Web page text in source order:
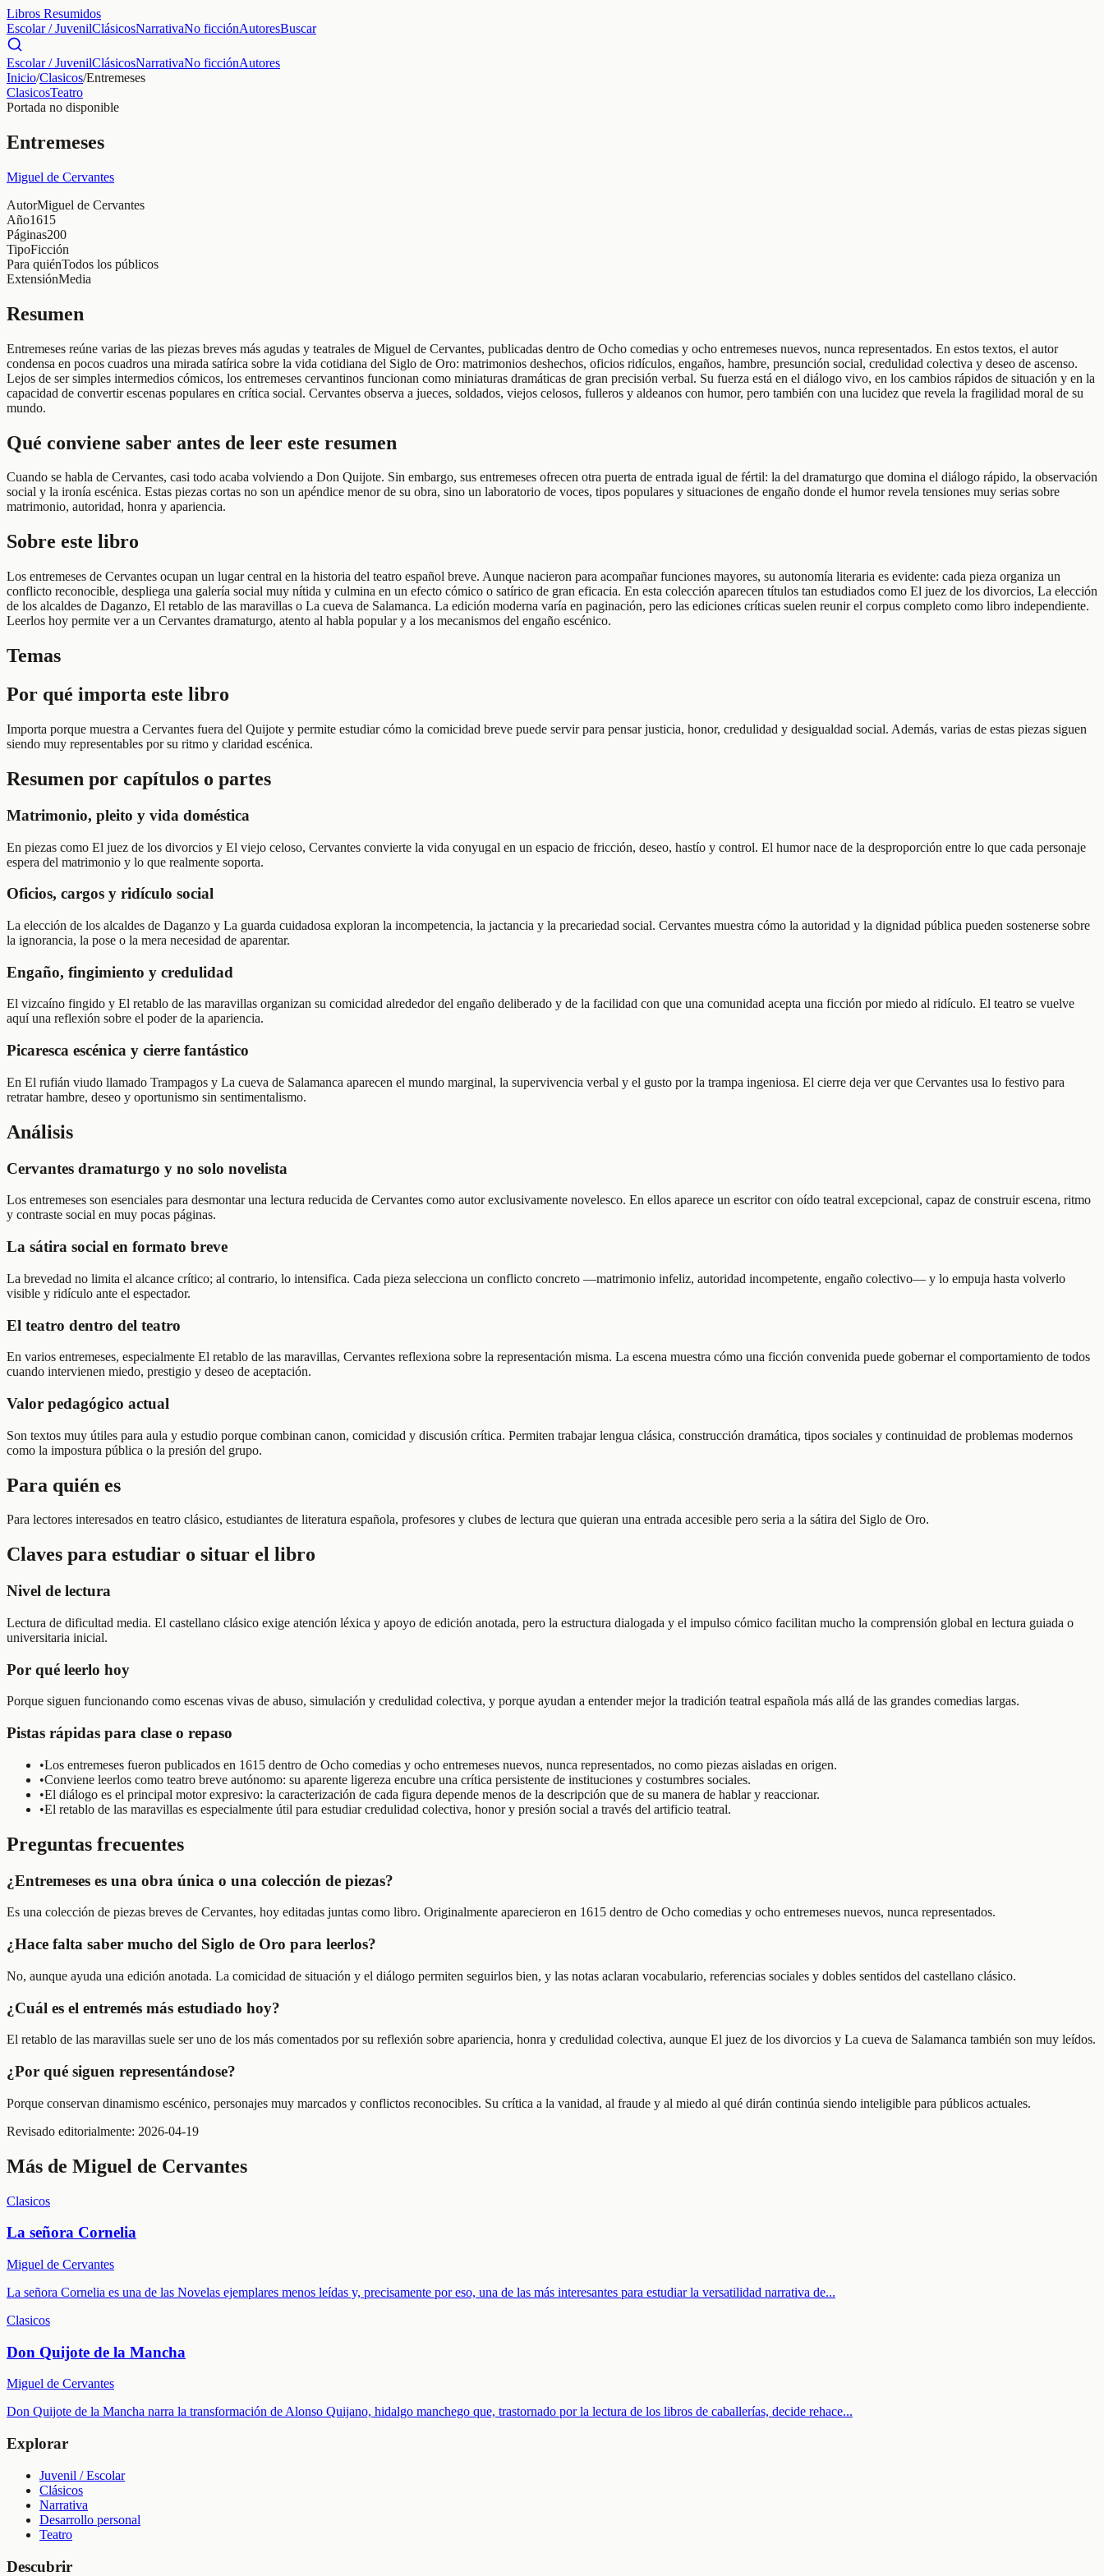
Libros Resumidos
Escolar / JuvenilClásicosNarrativaNo ficciónAutoresBuscar
Escolar / JuvenilClásicosNarrativaNo ficciónAutores
Inicio/Clasicos/Entremeses
ClasicosTeatro
Portada no disponible
Entremeses
Miguel de Cervantes
AutorMiguel de Cervantes
Año1615
Páginas200
TipoFicción
Para quiénTodos los públicos
ExtensiónMedia
Resumen
Entremeses reúne varias de las piezas breves más agudas y teatrales de Miguel de Cervantes, publicadas dentro de Ocho comedias y ocho entremeses nuevos, nunca representados. En estos textos, el autor
condensa en pocos cuadros una mirada satírica sobre la vida cotidiana del Siglo de Oro: matrimonios deshechos, oficios ridículos, engaños, hambre, presunción social, credulidad colectiva y deseo de ascenso.
Lejos de ser simples intermedios cómicos, los entremeses cervantinos funcionan como miniaturas dramáticas de gran precisión verbal. Su fuerza está en el diálogo vivo, en los cambios rápidos de situación y en la
capacidad de convertir escenas populares en crítica social. Cervantes observa a jueces, soldados, viejos celosos, fulleros y aldeanos con humor, pero también con una lucidez que revela la fragilidad moral de su
mundo.
Qué conviene saber antes de leer este resumen
Cuando se habla de Cervantes, casi todo acaba volviendo a Don Quijote. Sin embargo, sus entremeses ofrecen otra puerta de entrada igual de fértil: la del dramaturgo que domina el diálogo rápido, la observación
social y la ironía escénica. Estas piezas cortas no son un apéndice menor de su obra, sino un laboratorio de voces, tipos populares y situaciones de engaño donde el humor revela tensiones muy serias sobre
matrimonio, autoridad, honra y apariencia.
Sobre este libro
Los entremeses de Cervantes ocupan un lugar central en la historia del teatro español breve. Aunque nacieron para acompañar funciones mayores, su autonomía literaria es evidente: cada pieza organiza un
conflicto reconocible, despliega una galería social muy nítida y culmina en un efecto cómico o satírico de gran eficacia. En esta colección aparecen títulos tan estudiados como El juez de los divorcios, La elección
de los alcaldes de Daganzo, El retablo de las maravillas o La cueva de Salamanca. La edición moderna varía en paginación, pero las ediciones críticas suelen reunir el corpus completo como libro independiente.
Leerlos hoy permite ver a un Cervantes dramaturgo, atento al habla popular y a los mecanismos del engaño escénico.
Temas
Por qué importa este libro
Importa porque muestra a Cervantes fuera del Quijote y permite estudiar cómo la comicidad breve puede servir para pensar justicia, honor, credulidad y desigualdad social. Además, varias de estas piezas siguen
siendo muy representables por su ritmo y claridad escénica.
Resumen por capítulos o partes
Matrimonio, pleito y vida doméstica
En piezas como El juez de los divorcios y El viejo celoso, Cervantes convierte la vida conyugal en un espacio de fricción, deseo, hastío y control. El humor nace de la desproporción entre lo que cada personaje
espera del matrimonio y lo que realmente soporta.
Oficios, cargos y ridículo social
La elección de los alcaldes de Daganzo y La guarda cuidadosa exploran la incompetencia, la jactancia y la precariedad social. Cervantes muestra cómo la autoridad y la dignidad pública pueden sostenerse sobre
la ignorancia, la pose o la mera necesidad de aparentar.
Engaño, fingimiento y credulidad
El vizcaíno fingido y El retablo de las maravillas organizan su comicidad alrededor del engaño deliberado y de la facilidad con que una comunidad acepta una ficción por miedo al ridículo. El teatro se vuelve
aquí una reflexión sobre el poder de la apariencia.
Picaresca escénica y cierre fantástico
En El rufián viudo llamado Trampagos y La cueva de Salamanca aparecen el mundo marginal, la supervivencia verbal y el gusto por la trampa ingeniosa. El cierre deja ver que Cervantes usa lo festivo para
retratar hambre, deseo y oportunismo sin sentimentalismo.
Análisis
Cervantes dramaturgo y no solo novelista
Los entremeses son esenciales para desmontar una lectura reducida de Cervantes como autor exclusivamente novelesco. En ellos aparece un escritor con oído teatral excepcional, capaz de construir escena, ritmo
y contraste social en muy pocas páginas.
La sátira social en formato breve
La brevedad no limita el alcance crítico; al contrario, lo intensifica. Cada pieza selecciona un conflicto concreto —matrimonio infeliz, autoridad incompetente, engaño colectivo— y lo empuja hasta volverlo
visible y ridículo ante el espectador.
El teatro dentro del teatro
En varios entremeses, especialmente El retablo de las maravillas, Cervantes reflexiona sobre la representación misma. La escena muestra cómo una ficción convenida puede gobernar el comportamiento de todos
cuando intervienen miedo, prestigio y deseo de aceptación.
Valor pedagógico actual
Son textos muy útiles para aula y estudio porque combinan canon, comicidad y discusión crítica. Permiten trabajar lengua clásica, construcción dramática, tipos sociales y continuidad de problemas modernos
como la impostura pública o la presión del grupo.
Para quién es
Para lectores interesados en teatro clásico, estudiantes de literatura española, profesores y clubes de lectura que quieran una entrada accesible pero seria a la sátira del Siglo de Oro.
Claves para estudiar o situar el libro
Nivel de lectura
Lectura de dificultad media. El castellano clásico exige atención léxica y apoyo de edición anotada, pero la estructura dialogada y el impulso cómico facilitan mucho la comprensión global en lectura guiada o
universitaria inicial.
Por qué leerlo hoy
Porque siguen funcionando como escenas vivas de abuso, simulación y credulidad colectiva, y porque ayudan a entender mejor la tradición teatral española más allá de las grandes comedias largas.
Pistas rápidas para clase o repaso
•Los entremeses fueron publicados en 1615 dentro de Ocho comedias y ocho entremeses nuevos, nunca representados, no como piezas aisladas en origen.
•Conviene leerlos como teatro breve autónomo: su aparente ligereza encubre una crítica persistente de instituciones y costumbres sociales.
•El diálogo es el principal motor expresivo: la caracterización de cada figura depende menos de la descripción que de su manera de hablar y reaccionar.
•El retablo de las maravillas es especialmente útil para estudiar credulidad colectiva, honor y presión social a través del artificio teatral.
Preguntas frecuentes
¿Entremeses es una obra única o una colección de piezas?
Es una colección de piezas breves de Cervantes, hoy editadas juntas como libro. Originalmente aparecieron en 1615 dentro de Ocho comedias y ocho entremeses nuevos, nunca representados.
¿Hace falta saber mucho del Siglo de Oro para leerlos?
No, aunque ayuda una edición anotada. La comicidad de situación y el diálogo permiten seguirlos bien, y las notas aclaran vocabulario, referencias sociales y dobles sentidos del castellano clásico.
¿Cuál es el entremés más estudiado hoy?
El retablo de las maravillas suele ser uno de los más comentados por su reflexión sobre apariencia, honra y credulidad colectiva, aunque El juez de los divorcios y La cueva de Salamanca también son muy leídos.
¿Por qué siguen representándose?
Porque conservan dinamismo escénico, personajes muy marcados y conflictos reconocibles. Su crítica a la vanidad, al fraude y al miedo al qué dirán continúa siendo inteligible para públicos actuales.
Revisado editorialmente: 2026-04-19
Más de Miguel de Cervantes
Clasicos
La señora Cornelia
Miguel de Cervantes
La señora Cornelia es una de las Novelas ejemplares menos leídas y, precisamente por eso, una de las más interesantes para estudiar la versatilidad narrativa de...
Clasicos
Don Quijote de la Mancha
Miguel de Cervantes
Don Quijote de la Mancha narra la transformación de Alonso Quijano, hidalgo manchego que, trastornado por la lectura de los libros de caballerías, decide rehace...
Explorar
Juvenil / Escolar
Clásicos
Narrativa
Desarrollo personal
Teatro
Descubrir